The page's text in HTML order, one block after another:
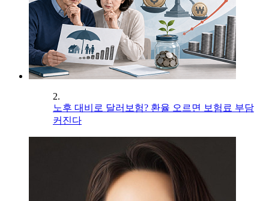
2.
노후 대비로 달러보험? 환율 오르면 보험료 부담
커진다